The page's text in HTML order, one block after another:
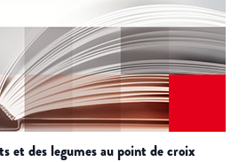
et des legumes au point de croix